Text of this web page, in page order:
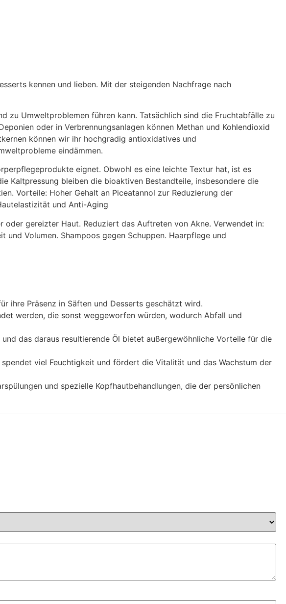
kennen und lieben. Mit der steigenden Nachfrage nach
zu Umweltproblemen führen kann. Tatsächlich sind die Fruchtabfälle zu
oder in Verbrennungsanlagen können Methan und Kohlendioxid
können wir ihr hochgradig antioxidatives und
eindämmen.
eignet. Obwohl es eine leichte Textur hat, ist es
Kaltpressung bleiben die bioaktiven Bestandteile, insbesondere die
Vorteile: Hoher Gehalt an Piceatannol zur Reduzierung der
und Anti-Aging
gereizter Haut. Reduziert das Auftreten von Akne. Verwendet in:
Volumen. Shampoos gegen Schuppen. Haarpflege und
ihre Präsenz in Säften und Desserts geschätzt wird.
werden, die sonst weggeworfen würden, wodurch Abfall und
das daraus resultierende Öl bietet außergewöhnliche Vorteile für die
viel Feuchtigkeit und fördert die Vitalität und das Wachstum der
und spezielle Kopfhautbehandlungen, die der persönlichen